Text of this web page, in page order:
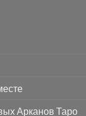
Арканов Таро